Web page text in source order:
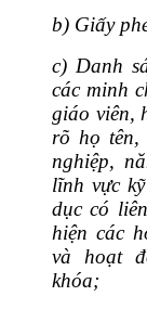
b) Giấy
c) Danh
các minh
giáo viên,
rõ họ tên,
nghiệp,
lĩnh vực
dục có
hiện các
và hoạt
khóa;